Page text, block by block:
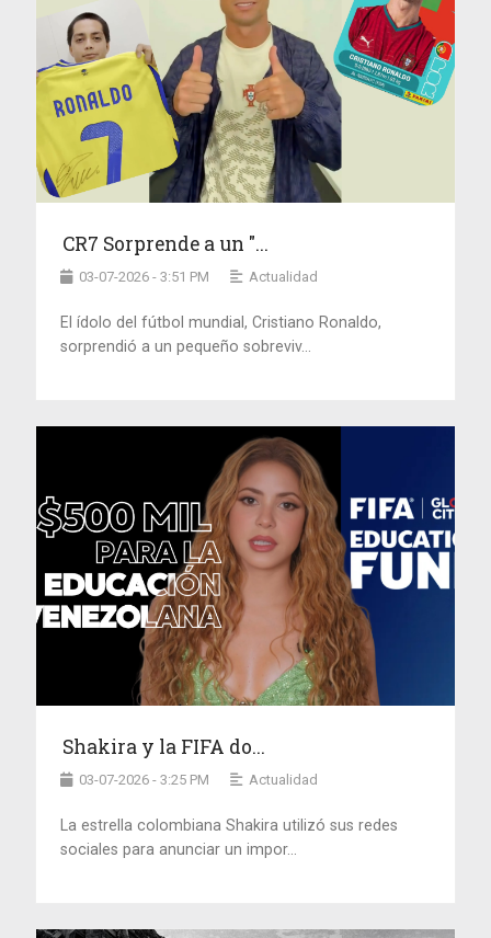
CR7 Sorprende a un "...
03-07-2026 - 3:51 PM Actualidad
El ídolo del fútbol mundial, Cristiano Ronaldo,
sorprendió a un pequeño sobreviv...
Shakira y la FIFA do...
03-07-2026 - 3:25 PM Actualidad
La estrella colombiana Shakira utilizó sus redes
sociales para anunciar un impor...